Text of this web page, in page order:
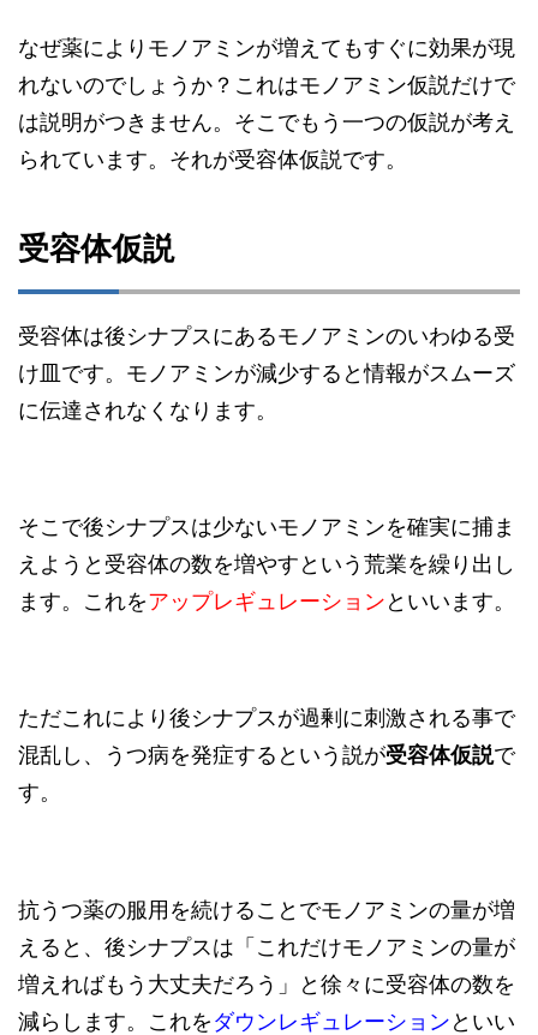
なぜ薬によりモノアミンが増えてもすぐに効果が現
れないのでしょうか？これはモノアミン仮説だけで
は説明がつきません。そこでもう一つの仮説が考え
られています。それが受容体仮説です。
受容体仮説
受容体は後シナプスにあるモノアミンのいわゆる受
け皿です。モノアミンが減少すると情報がスムーズ
に伝達されなくなります。
そこで後シナプスは少ないモノアミンを確実に捕ま
えようと受容体の数を増やすという荒業を繰り出し
ます。これをアップレギュレーション といいます。
ただこれにより後シナプスが過剰に刺激される事で
混乱し、うつ病を発症するという説が受容体仮説で
す。
抗うつ薬の服用を続けることでモノアミンの量が増
えると、後シナプスは「これだけモノアミンの量が
増えればもう大丈夫だろう」と徐々に受容体の数を
減らします。これを ダウンレギュレーション といい